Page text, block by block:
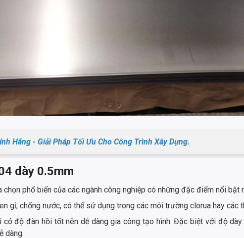
Hãng - Giải Pháp Tối Ưu Cho Công Trình Xây Dựng.
dày 0.5mm
phổ biến của các ngành công nghiệp có những đặc điểm nổi bật
gỉ, chống nước, có thể sử dụng trong các môi trường clorua hay các
độ đàn hồi tốt nên dễ dàng gia công tạo hình. Đặc biệt với độ
dàng.